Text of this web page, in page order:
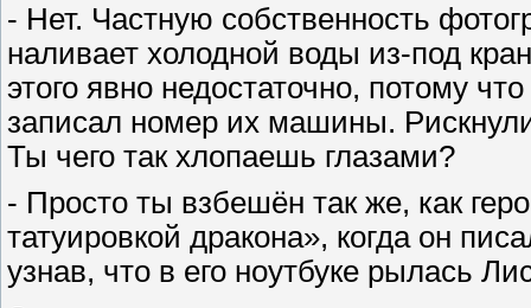
- Нет. Частную собственность
наливает холодной воды из-под
этого явно недостаточно, потому
записал номер их машины.
Ты чего так хлопаешь глазами?
- Просто ты взбешён так же, как
татуировкой дракона», когда он
узнав, что в его ноутбуке рылась